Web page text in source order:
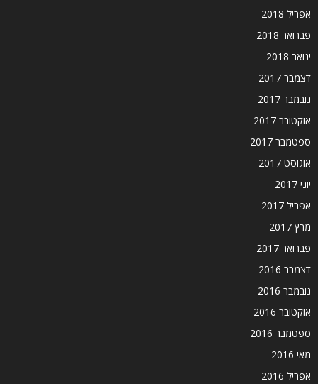
אפריל 2018
פברואר 2018
ינואר 2018
דצמבר 2017
נובמבר 2017
אוקטובר 2017
ספטמבר 2017
אוגוסט 2017
יוני 2017
אפריל 2017
מרץ 2017
פברואר 2017
דצמבר 2016
נובמבר 2016
אוקטובר 2016
ספטמבר 2016
מאי 2016
אפריל 2016